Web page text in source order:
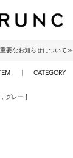
要なお知らせについて≫
CATEGORY
, グレー